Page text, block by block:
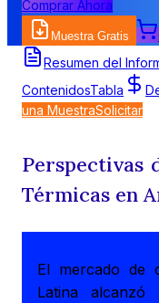
Comprar Ahora
Muestra Gratis
Resumen del
ContenidosTabla
una MuestraSolicitar
Perspectivas
Térmicas en
El mercado de
Latina